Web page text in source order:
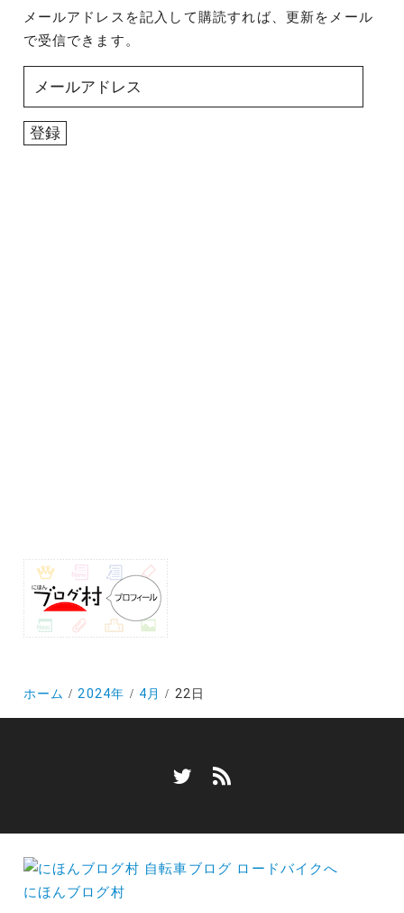
メールアドレスを記入して購読すれば、更新をメール
で受信できます。
ル
ア
登録
ホーム 2024年 4月 22日
にほんブログ村